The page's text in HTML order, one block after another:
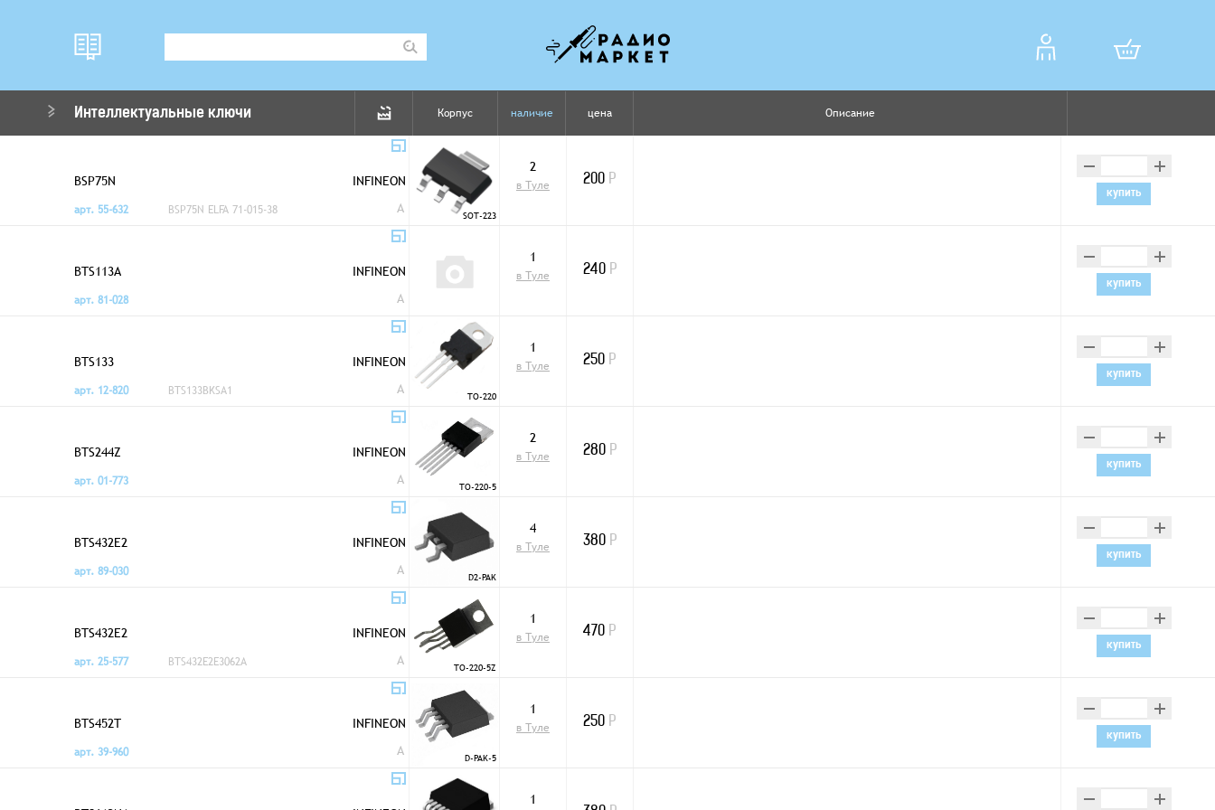
Интеллектуальные ключи Корпус наличие цена Описание
BSP75N
INFINEON
арт. 55-632
BSP75N ELFA 71-015-38 A SOT-223
2
в Туле
200 Р – +
купить
BTS113A
INFINEON
арт. 81-028
A
1
в Туле
240 Р – +
купить
BTS133
INFINEON
арт. 12-820
BTS133BKSA1 A TO-220
1
в Туле
250 Р – +
купить
BTS244Z
INFINEON
арт. 01-773
A TO-220-5
2
в Туле
280 Р – +
купить
BTS432E2
INFINEON
арт. 89-030
A D2-PAK
4
в Туле
380 Р – +
купить
BTS432E2
INFINEON
арт. 25-577
BTS432E2E3062A A TO-220-5Z
1
в Туле
470 Р – +
купить
BTS452T
INFINEON
арт. 39-960
A D-PAK-5
1
в Туле
250 Р – +
купить
1 – +